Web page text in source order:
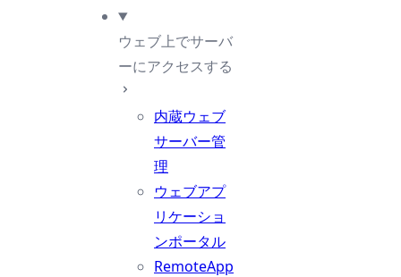
ウェブ上でサーバ
ーにアクセスする
内蔵ウェブ
サーバー管
理
ウェブアプ
リケーショ
ンポータル
RemoteApp